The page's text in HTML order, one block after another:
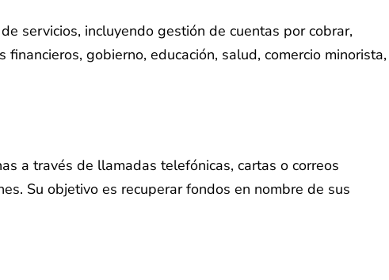
servicios, incluyendo gestión de cuentas por cobrar,
gobierno, educación, salud, comercio minorista,
a través de llamadas telefónicas, cartas o correos
Su objetivo es recuperar fondos en nombre de sus